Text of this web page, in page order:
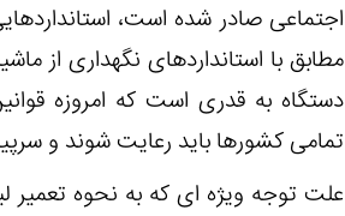
اجتماعی صادر شده است،
مطابق با استانداردهای نگهداری
دستگاه به قدری است که امروزه
تمامی کشورها باید رعایت شوند و
علت توجه ویژه ای که به نحوه تعمیر